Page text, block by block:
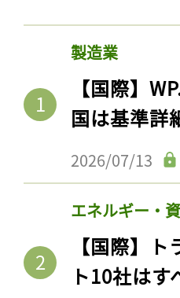
製造業
【国際】
国は基準詳
2026/07/13
エネルギー・
【国際】
ト10社は